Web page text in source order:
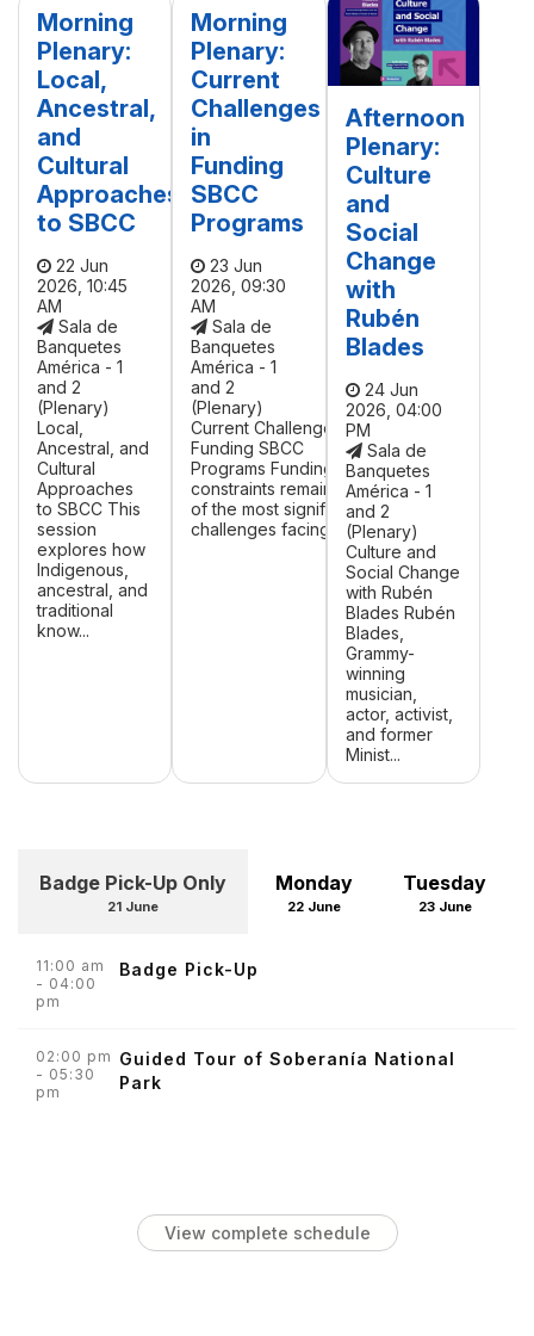
Morning
Plenary:
Local,
Ancestral,
and
Cultural
Approaches
to SBCC
22 Jun
2026, 10:45
AM
Sala de
Banquetes
América - 1
and 2
(Plenary)
Local,
Ancestral, and
Cultural
Approaches
to SBCC This
session
explores how
Indigenous,
ancestral, and
traditional
know...
Morning
Plenary:
Current
Challenges
in
Funding
SBCC
Programs
23 Jun
2026, 09:30
AM
Sala de
Banquetes
América - 1
and 2
(Plenary)
Current Challenges in
Funding SBCC
Programs Funding
constraints remain one
of the most significant
challenges facing ...
Afternoon
Plenary:
Culture
and
Social
Change
with
Rubén
Blades
24 Jun
2026, 04:00
PM
Sala de
Banquetes
América - 1
and 2
(Plenary)
Culture and
Social Change
with Rubén
Blades Rubén
Blades,
Grammy-
winning
musician,
actor, activist,
and former
Minist...
Badge Pick-Up Only
21 June
Monday
22 June
Tuesday
23 June
11:00 am
- 04:00
pm
Badge Pick-Up
02:00 pm
- 05:30
pm
Guided Tour of Soberanía National
Park
View complete schedule